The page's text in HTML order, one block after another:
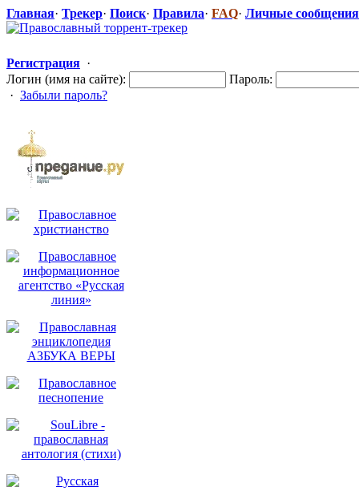
Главная· Трекер· Поиск· Правила· FAQ· Личные сообщения
Регистрация ·
Логин (имя на сайте):
Пароль:
· Забыли пароль?